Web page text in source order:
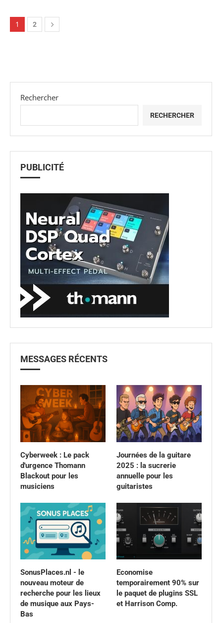
1 2
Rechercher
RECHERCHER
PUBLICITÉ
MESSAGES RÉCENTS
Cyberweek : Le pack
d'urgence Thomann
Blackout pour les
musiciens
Journées de la guitare
2025 : la sucrerie
annuelle pour les
guitaristes
SonusPlaces.nl - le
nouveau moteur de
recherche pour les lieux
de musique aux Pays-
Bas
Economise
temporairement 90% sur
le paquet de plugins SSL
et Harrison Comp.